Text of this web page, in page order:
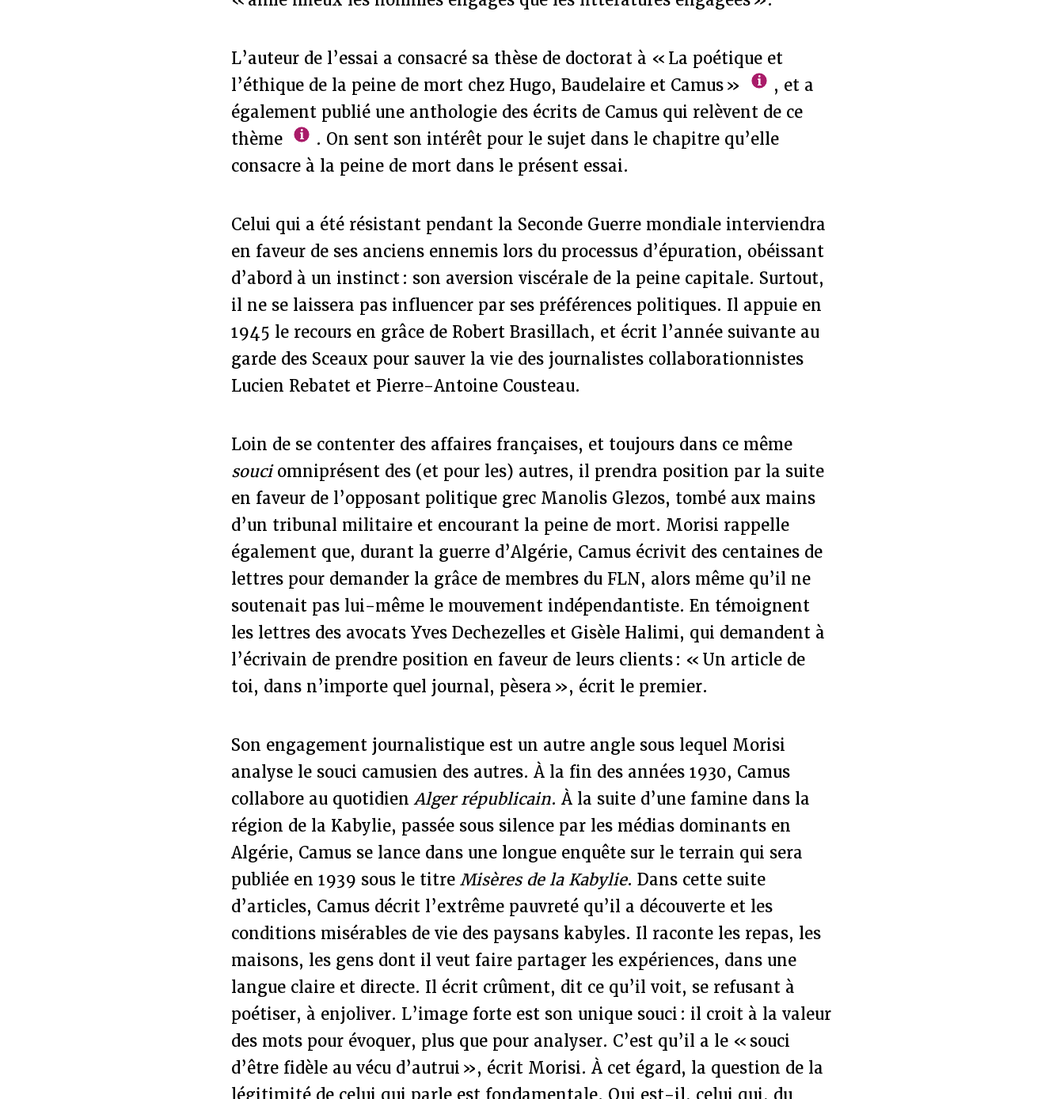
L’auteur de l’essai a consacré sa thèse de doctorat à « La poétique et
l’éthique de la peine de mort chez Hugo, Baudelaire et Camus »
, et a
également publié une anthologie des écrits de Camus qui relèvent de ce
thème
. On sent son intérêt pour le sujet dans le chapitre qu’elle
consacre à la peine de mort dans le présent essai.
Celui qui a été résistant pendant la Seconde Guerre mondiale interviendra
en faveur de ses anciens ennemis lors du processus d’épuration, obéissant
d’abord à un instinct : son aversion viscérale de la peine capitale. Surtout,
il ne se laissera pas influencer par ses préférences politiques. Il appuie en
1945 le recours en grâce de Robert Brasillach, et écrit l’année suivante au
garde des Sceaux pour sauver la vie des journalistes collaborationnistes
Lucien Rebatet et Pierre-Antoine Cousteau.
Loin de se contenter des affaires françaises, et toujours dans ce même
souciomniprésent des (et pour les) autres, il prendra position par la suite
en faveur de l’opposant politique grec Manolis Glezos, tombé aux mains
d’un tribunal militaire et encourant la peine de mort. Morisi rappelle
également que, durant la guerre d’Algérie, Camus écrivit des centaines de
lettres pour demander la grâce de membres du FLN, alors même qu’il ne
soutenait pas lui-même le mouvement indépendantiste. En témoignent
les lettres des avocats Yves Dechezelles et Gisèle Halimi, qui demandent à
l’écrivain de prendre position en faveur de leurs clients : « Un article de
toi, dans n’importe quel journal, pèsera », écrit le premier.
Son engagement journalistique est un autre angle sous lequel Morisi
analyse le souci camusien des autres. À la fin des années 1930, Camus
collabore au quotidienAlger républicain. À la suite d’une famine dans la
région de la Kabylie, passée sous silence par les médias dominants en
Algérie, Camus se lance dans une longue enquête sur le terrain qui sera
publiée en 1939 sous le titreMisères de la Kabylie. Dans cette suite
d’articles, Camus décrit l’extrême pauvreté qu’il a découverte et les
conditions misérables de vie des paysans kabyles. Il raconte les repas, les
maisons, les gens dont il veut faire partager les expériences, dans une
langue claire et directe. Il écrit crûment, dit ce qu’il voit, se refusant à
poétiser, à enjoliver. L’image forte est son unique souci : il croit à la valeur
des mots pour évoquer, plus que pour analyser. C’est qu’il a le « souci
d’être fidèle au vécu d’autrui », écrit Morisi. À cet égard, la question de la